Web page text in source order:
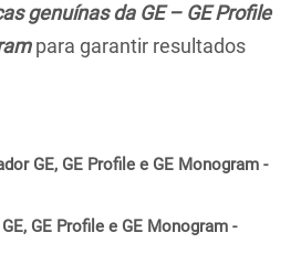
genuínas da GE – GE Profile
para garantir resultados
GE, GE Profile e GE Monogram -
GE Profile e GE Monogram -